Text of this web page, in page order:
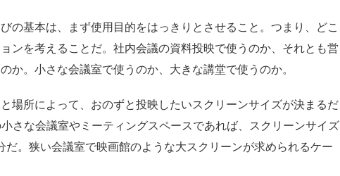
の基本は、まず使用目的をはっきりとさせること。つまり、どこ
ンを考えることだ。社内会議の資料投映で使うのか、それとも営
か。小さな会議室で使うのか、大きな講堂で使うのか。
場所によって、おのずと投映したいスクリーンサイズが決まるだ
さな会議室やミーティングスペースであれば、スクリーンサイズ
。狭い会議室で映画館のような大スクリーンが求められるケー